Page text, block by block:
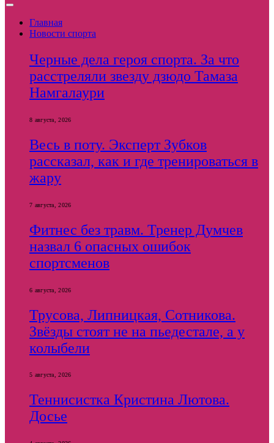
Главная
Новости спорта
Черные дела героя спорта. За что
расстреляли звезду дзюдо Тамаза
Намгалаури
8 августа, 2026
Весь в поту. Эксперт Зубков
рассказал, как и где тренироваться в
жару
7 августа, 2026
Фитнес без травм. Тренер Думчев
назвал 6 опасных ошибок
спортсменов
6 августа, 2026
Трусова, Липницкая, Сотникова.
Звёзды стоят не на пьедестале, а у
колыбели
5 августа, 2026
Теннисистка Кристина Лютова.
Досье